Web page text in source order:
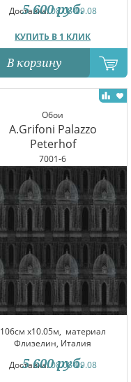
Доставка:08.08-09.08
КУПИТЬ В 1 КЛИК
5 600 руб.
В корзину
Обои
A.Grifoni Palazzo
Peterhof
7001-6
106см x10.05м, материал
Флизелин, Италия
Доставка:08.08-09.08
5 600 руб.